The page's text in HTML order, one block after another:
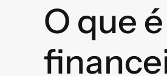
O que